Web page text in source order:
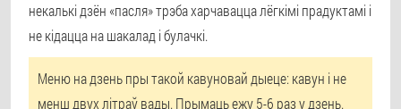
некалькі дзён «пасля» трэба харчавацца лёгкімі прадуктамі і
не кідацца на шакалад і булачкі.
Меню на дзень пры такой кавуновай дыеце: кавун і не
менш двух літраў вады. Прымаць ежу 5-6 раз у дзень.